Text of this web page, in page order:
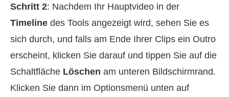
Schritt 2: Nachdem Ihr Hauptvideo in der
Timeline des Tools angezeigt wird, sehen Sie es
sich durch, und falls am Ende Ihrer Clips ein Outro
erscheint, klicken Sie darauf und tippen Sie auf die
Schaltfläche Löschen am unteren Bildschirmrand.
Klicken Sie dann im Optionsmenü unten auf